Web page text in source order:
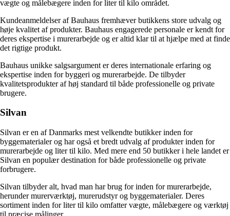
vægte og målebægere inden for liter til kilo området.
Kundeanmeldelser af Bauhaus fremhæver butikkens store udvalg og
høje kvalitet af produkter. Bauhaus engagerede personale er kendt for
deres ekspertise i murerarbejde og er altid klar til at hjælpe med at finde
det rigtige produkt.
Bauhaus unikke salgsargument er deres internationale erfaring og
ekspertise inden for byggeri og murerarbejde. De tilbyder
kvalitetsprodukter af høj standard til både professionelle og private
brugere.
Silvan
Silvan er en af Danmarks mest velkendte butikker inden for
byggematerialer og har også et bredt udvalg af produkter inden for
murerarbejde og liter til kilo. Med mere end 50 butikker i hele landet er
Silvan en populær destination for både professionelle og private
forbrugere.
Silvan tilbyder alt, hvad man har brug for inden for murerarbejde,
herunder murerværktøj, murerudstyr og byggematerialer. Deres
sortiment inden for liter til kilo omfatter vægte, målebægere og værktøj
til præcise målinger.